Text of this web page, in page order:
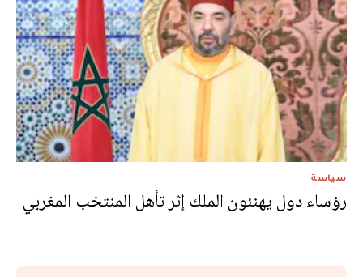
سياسة
رؤساء دول يهنئون الملك إثر تأهل المنتخب المغربي